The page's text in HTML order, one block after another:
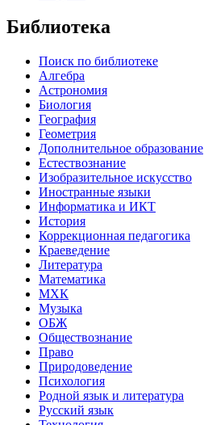
Библиотека
Поиск по библиотеке
Алгебра
Астрономия
Биология
География
Геометрия
Дополнительное образование
Естествознание
Изобразительное искусство
Иностранные языки
Информатика и ИКТ
История
Коррекционная педагогика
Краеведение
Литература
Математика
МХК
Музыка
ОБЖ
Обществознание
Право
Природоведение
Психология
Родной язык и литература
Русский язык